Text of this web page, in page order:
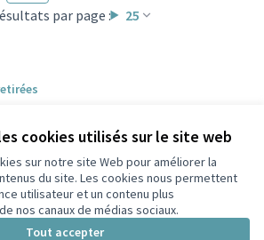
cookies utilisés sur le site web
sur notre site Web pour améliorer la
du site. Les cookies nous permettent
utilisateur et un contenu plus
nos canaux de médias sociaux.
Tout accepter
par page : 25